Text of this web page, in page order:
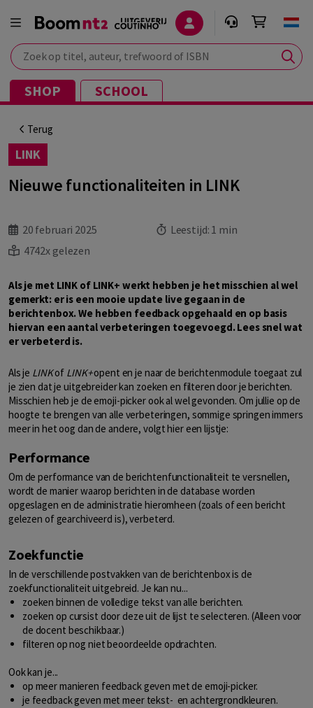
Zoek op titel, auteur, trefwoord of ISBN
SHOP SCHOOL
Terug
LINK
Nieuwe functionaliteiten in LINK
20 februari 2025 Leestijd: 1 min
4742x gelezen
Als je met LINK of LINK+ werkt hebben je het misschien al wel
gemerkt: er is een mooie update live gegaan in de
berichtenbox. We hebben feedback opgehaald en op basis
hiervan een aantal verbeteringen toegevoegd. Lees snel wat
er verbeterd is.
Als je LINKof LINK+opent en je naar de berichtenmodule toegaat zul
je zien dat je uitgebreider kan zoeken en filteren door je berichten.
Misschien heb je de emoji-picker ook al wel gevonden. Om jullie op de
hoogte te brengen van alle verbeteringen, sommige springen immers
meer in het oog dan de andere, volgt hier een lijstje:
Performance
Om de performance van de berichtenfunctionaliteit te versnellen,
wordt de manier waarop berichten in de database worden
opgeslagen en de administratie hieromheen (zoals of een bericht
gelezen of gearchiveerd is), verbeterd.
Zoekfunctie
In de verschillende postvakken van de berichtenbox is de
zoekfunctionaliteit uitgebreid. Je kan nu...
zoeken binnen de volledige tekst van alle berichten.
zoeken op cursist door deze uit de lijst te selecteren. (Alleen voor
de docent beschikbaar.)
filteren op nog niet beoordeelde opdrachten.
Ook kan je...
op meer manieren feedback geven met de emoji-picker.
je feedback geven met meer tekst- en achtergrondkleuren.